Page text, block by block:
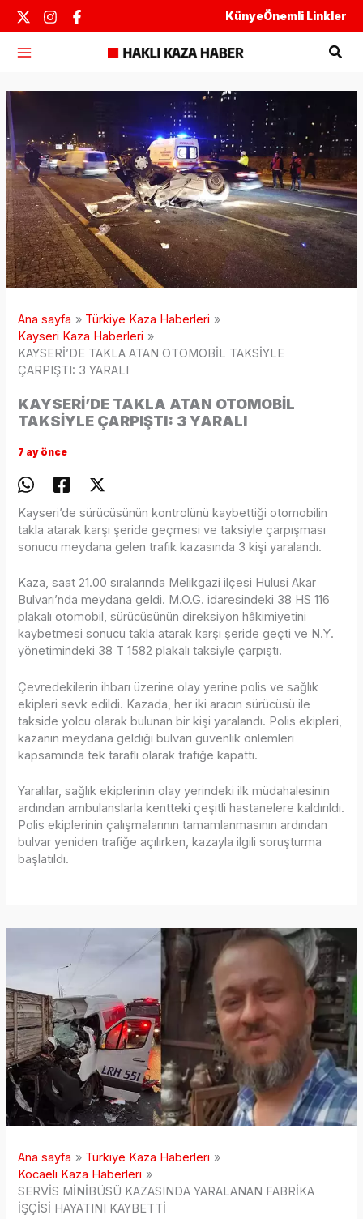
İçeriğe
atla
KünyeÖnemli Linkler
Ana sayfa
Türkiye Kaza Haberleri
Kayseri Kaza Haberleri
KAYSERİ’DE TAKLA ATAN OTOMOBİL TAKSİYLE
ÇARPIŞTI: 3 YARALI
KAYSERİ’DE TAKLA ATAN OTOMOBİL
TAKSİYLE ÇARPIŞTI: 3 YARALI
7 ay önce
Kayseri’de sürücüsünün kontrolünü kaybettiği otomobilin
takla atarak karşı şeride geçmesi ve taksiyle çarpışması
sonucu meydana gelen trafik kazasında 3 kişi yaralandı.
Kaza, saat 21.00 sıralarında Melikgazi ilçesi Hulusi Akar
Bulvarı’nda meydana geldi. M.O.G. idaresindeki 38 HS 116
plakalı otomobil, sürücüsünün direksiyon hâkimiyetini
kaybetmesi sonucu takla atarak karşı şeride geçti ve N.Y.
yönetimindeki 38 T 1582 plakalı taksiyle çarpıştı.
Çevredekilerin ihbarı üzerine olay yerine polis ve sağlık
ekipleri sevk edildi. Kazada, her iki aracın sürücüsü ile
takside yolcu olarak bulunan bir kişi yaralandı. Polis ekipleri,
kazanın meydana geldiği bulvarı güvenlik önlemleri
kapsamında tek taraflı olarak trafiğe kapattı.
Yaralılar, sağlık ekiplerinin olay yerindeki ilk müdahalesinin
ardından ambulanslarla kentteki çeşitli hastanelere kaldırıldı.
Polis ekiplerinin çalışmalarının tamamlanmasının ardından
bulvar yeniden trafiğe açılırken, kazayla ilgili soruşturma
başlatıldı.
Ana sayfa
Türkiye Kaza Haberleri
Kocaeli Kaza Haberleri
SERVİS MİNİBÜSÜ KAZASINDA YARALANAN FABRİKA
İŞÇİSİ HAYATINI KAYBETTİ